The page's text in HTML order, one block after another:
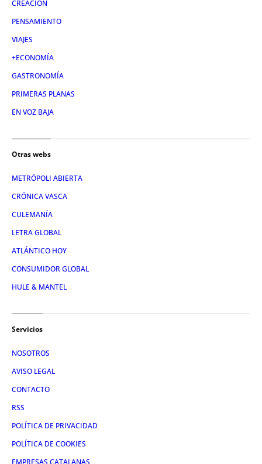
CREACIÓN
PENSAMIENTO
VIAJES
+ECONOMÍA
GASTRONOMÍA
PRIMERAS PLANAS
EN VOZ BAJA
Otras webs
METRÓPOLI ABIERTA
CRÓNICA VASCA
CULEMANÍA
LETRA GLOBAL
ATLÁNTICO HOY
CONSUMIDOR GLOBAL
HULE & MANTEL
Servicios
NOSOTROS
AVISO LEGAL
CONTACTO
RSS
POLÍTICA DE PRIVACIDAD
POLÍTICA DE COOKIES
EMPRESAS CATALANAS